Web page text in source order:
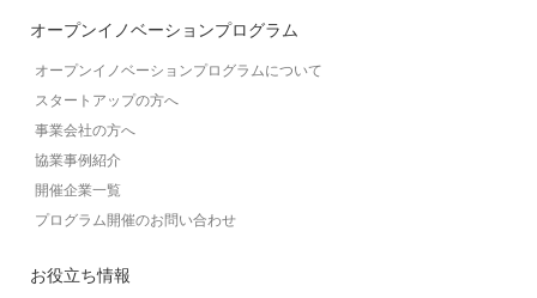
オープンイノベーションプログラム
オープンイノベーションプログラムについて
スタートアップの方へ
事業会社の方へ
協業事例紹介
開催企業一覧
プログラム開催のお問い合わせ
お役立ち情報